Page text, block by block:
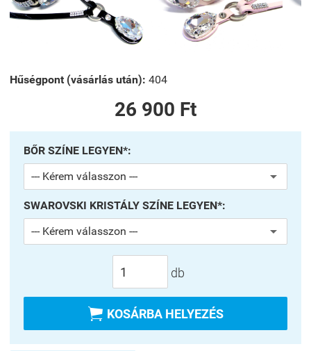
Hűségpont (vásárlás után): 404
26 900 Ft
BŐR SZÍNE LEGYEN*:
SWAROVSKI KRISTÁLY SZÍNE LEGYEN*:
db
 KOSÁRBA HELYEZÉS